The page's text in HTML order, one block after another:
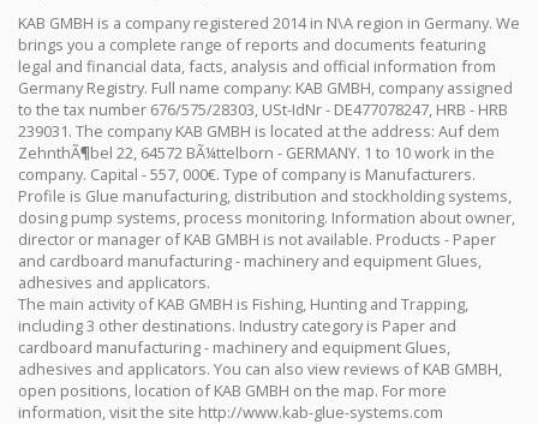
KAB GMBH is a company registered 2014 in N\A region in Germany. We
brings you a complete range of reports and documents featuring
legal and financial data, facts, analysis and official information from
Germany Registry. Full name company: KAB GMBH, company assigned
to the tax number 676/575/28303, USt-IdNr - DE477078247, HRB - HRB
239031. The company KAB GMBH is located at the address: Auf dem
ZehnthÃ¶bel 22, 64572 BÃ¼ttelborn - GERMANY. 1 to 10 work in the
company. Capital - 557, 000€. Type of company is Manufacturers.
Profile is Glue manufacturing, distribution and stockholding systems,
dosing pump systems, process monitoring. Information about owner,
director or manager of KAB GMBH is not available. Products - Paper
and cardboard manufacturing - machinery and equipment Glues,
adhesives and applicators.
The main activity of KAB GMBH is Fishing, Hunting and Trapping,
including 3 other destinations. Industry category is Paper and
cardboard manufacturing - machinery and equipment Glues,
adhesives and applicators. You can also view reviews of KAB GMBH,
open positions, location of KAB GMBH on the map. For more
information, visit the site http://www.kab-glue-systems.com